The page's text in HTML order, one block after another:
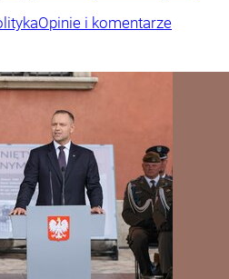
Opinie i komentarze